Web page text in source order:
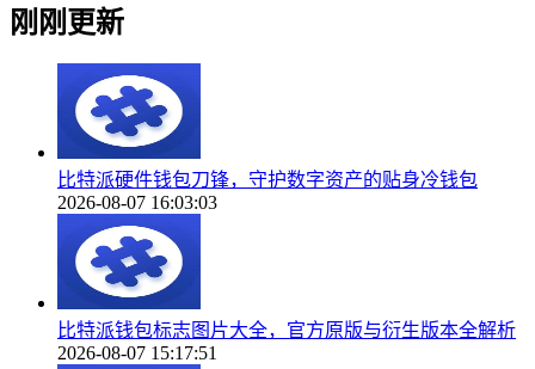
刚刚更新
比特派硬件钱包刀锋，守护数字资产的贴身冷钱包
2026-08-07 16:03:03
比特派钱包标志图片大全，官方原版与衍生版本全解析
2026-08-07 15:17:51